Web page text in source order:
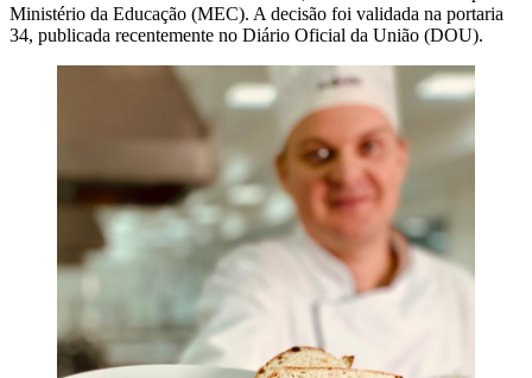
Ministério da Educação (MEC). A decisão foi validada na portaria
34, publicada recentemente no Diário Oficial da União (DOU).